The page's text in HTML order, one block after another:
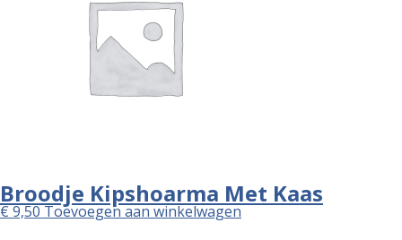
Broodje Kipshoarma Met Kaas
€9,50Toevoegen aan winkelwagen